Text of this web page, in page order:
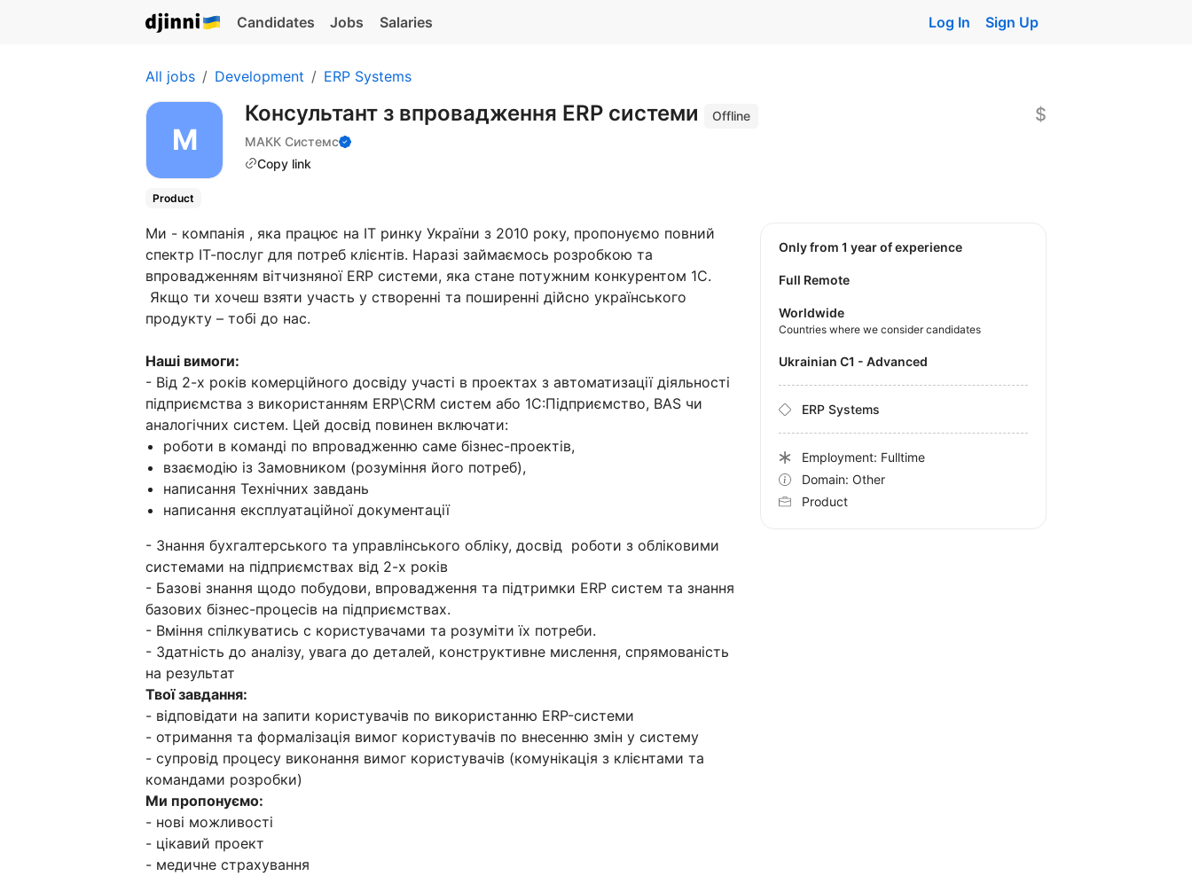
Candidates Jobs Salaries Log In Sign Up
All jobs Development ERP Systems
Консультант з впровадження ERP системи
Offline
МАКК Системс
Copy link
$
Product
Ми - компанія , яка працює на ІТ ринку України з 2010 року, пропонуємо повний
спектр ІТ-послуг для потреб клієнтів. Наразі займаємось розробкою та
впровадженням вітчизняної ERP системи, яка стане потужним конкурентом 1С.
Якщо ти хочеш взяти участь у створенні та поширенні дійсно українського
продукту – тобі до нас.
Наші вимоги:
- Від 2-х років комерційного досвіду участі в проектах з автоматизації діяльності
підприємства з використанням ERP\CRM систем або 1С:Підприємство, BAS чи
аналогічних систем. Цей досвід повинен включати:
роботи в команді по впровадженню саме бізнес-проектів,
взаємодію із Замовником (розуміння його потреб),
написання Технічних завдань
написання експлуатаційної документації
- Знання бухгалтерського та управлінського обліку, досвід роботи з обліковими
системами на підприємствах від 2-х років
- Базові знання щодо побудови, впровадження та підтримки ERP систем та знання
базових бізнес-процесів на підприємствах.
- Вміння спілкуватись с користувачами та розуміти їх потреби.
- Здатність до аналізу, увага до деталей, конструктивне мислення, спрямованість
на результат
Твої завдання:
- відповідати на запити користувачів по використанню ERP-системи
- отримання та формалізація вимог користувачів по внесенню змін у систему
- супровід процесу виконання вимог користувачів (комунікація з клієнтами та
командами розробки)
Ми пропонуємо:
- нові можливості
- цікавий проект
- медичне страхування
Only from 1 year of experience
Full Remote
Worldwide
Countries where we consider candidates
Ukrainian C1 - Advanced
ERP Systems
Employment: Fulltime
Domain: Other
Product